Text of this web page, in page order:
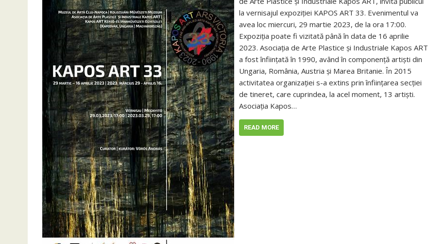
la vernisajul expoziției KAPOS ART 33. Evenimentul va
avea loc miercuri, 29 martie 2023, de la ora 17:00.
Expoziția poate fi vizitată până în data de 16 aprilie
2023. Asociația de Arte Plastice și Industriale Kapos ART
a fost înființată în 1990, având în componență artiști din
Ungaria, România, Austria și Marea Britanie. În 2015
activitatea organizației s-a extins prin înființarea secției
de tineret, care cuprindea, la acel moment, 13 artiști.
Asociația Kapos…
READ MORE